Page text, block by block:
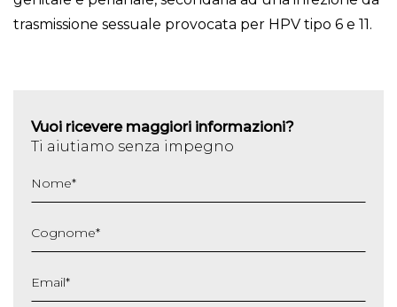
trasmissione sessuale provocata per HPV tipo 6 e 11.
Vuoi ricevere maggiori informazioni?
Ti aiutiamo senza impegno
Nome*
Cognome*
Email*